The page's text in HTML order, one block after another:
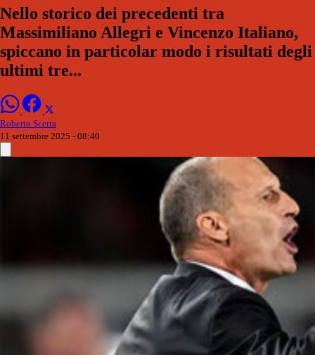
Nello storico dei precedenti tra
Massimiliano Allegri e Vincenzo Italiano,
spiccano in particolar modo i risultati degli
ultimi tre...
Roberto Scerra
11 settembre 2025 - 08:40